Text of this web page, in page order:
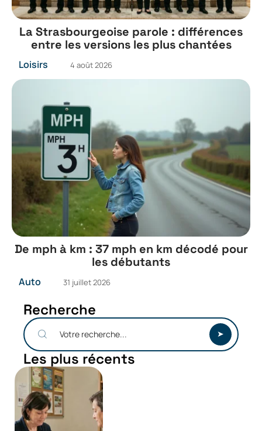
La Strasbourgeoise parole : différences
entre les versions les plus chantées
Loisirs 4 août 2026
De mph à km : 37 mph en km décodé pour
les débutants
Auto 31 juillet 2026
Recherche
Les plus récents